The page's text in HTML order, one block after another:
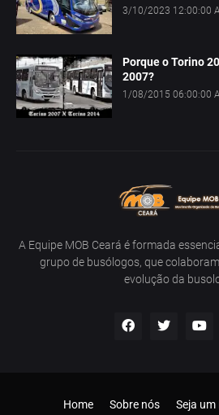
3/10/2023 12:00:00
Porque o Torino
2007?
1/08/2015 06:00:00
A Equipe MOB Ceará é formada
grupo de busólogos, que
evolução da
Home Sobre nós Seja um